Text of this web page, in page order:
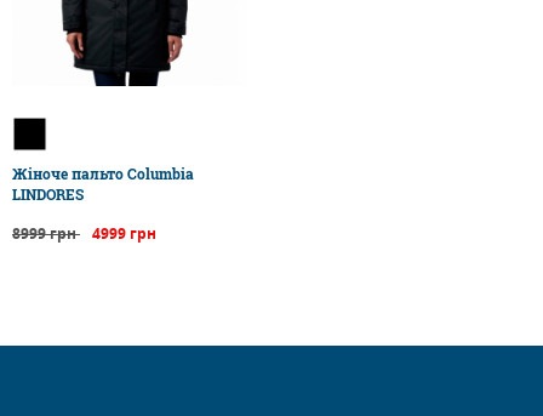
​Жіноче пальто Columbia
LINDORES
8999 грн 4999 грн